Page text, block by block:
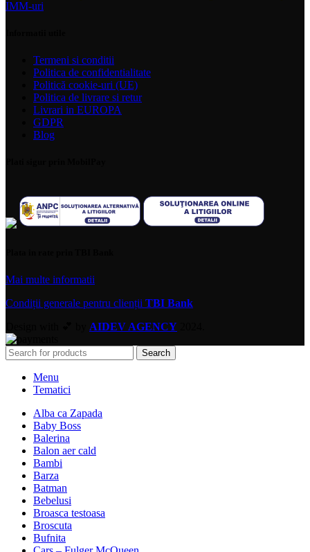
IMM-uri
Termeni si conditii
Politica de confidentialitate
Politică cookie-uri (UE)
Politica de livrare si retur
Livrari in EUROPA
GDPR
Blog
Mai multe informatii
Condiții generale pentru clienții TBI Bank
AIDEV AGENCY
Search
Menu
Tematici
Alba ca Zapada
Baby Boss
Balerina
Balon aer cald
Bambi
Barza
Batman
Bebelusi
Broasca testoasa
Broscuta
Bufnita